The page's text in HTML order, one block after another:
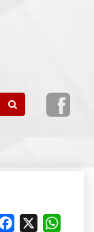
Facebook